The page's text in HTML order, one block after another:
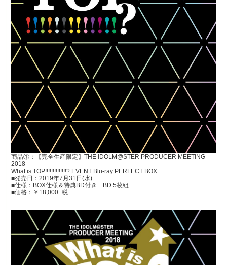
商品①：【完全生産限定】THE IDOLM@STER PRODUCER MEETING
2018
What is TOP!!!!!!!!!!!!!!? EVENT Blu-ray PERFECT BOX
■発売日：2019年7月31日(水)
■仕様：BOX仕様＆特典BD付き BD 5枚組
■価格：￥18,000+税